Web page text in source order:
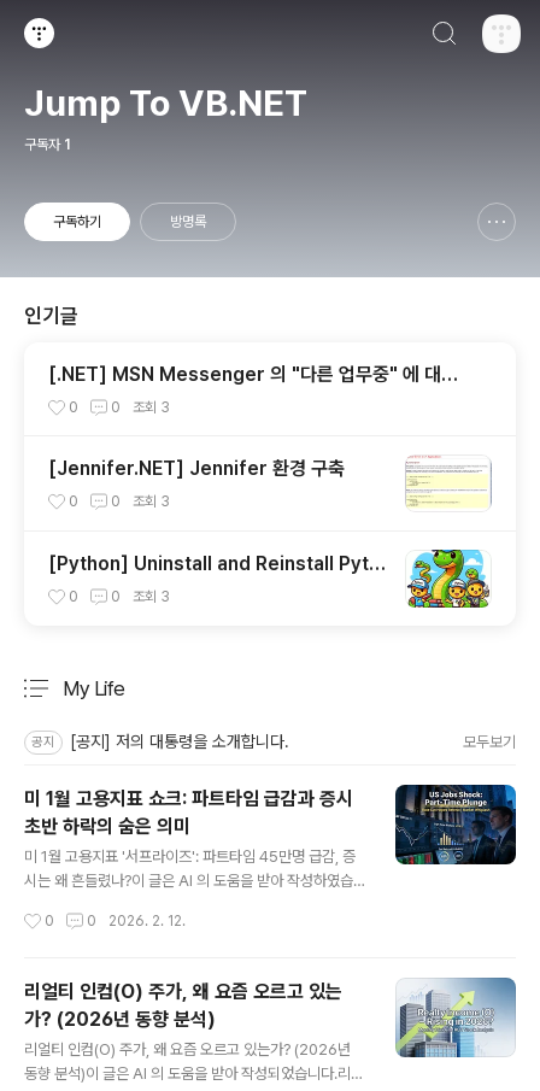
Jump To VB.NET
구독자 1
구독하기 방명록
인기글
[.NET] MSN Messenger 의 "다른 업무중" 에 대한
고찰...
0 0 조회 3
[Jennifer.NET] Jennifer 환경 구축
0 0 조회 3
[Python] Uninstall and Reinstall Pyth
on On Mac
0 0 조회 3
My Life
공지 [공지] 저의 대통령을 소개합니다. 모두보기
미 1월 고용지표 쇼크: 파트타임 급감과 증시
초반 하락의 숨은 의미
미 1월 고용지표 '서프라이즈': 파트타임 45만명 급감, 증
시는 왜 흔들렸나?이 글은 AI 의 도움을 받아 작성하였습니
고용보고서가 시장을 뒤흔들었습니다. 가계조사 기준 '경
감해 488만8천명으로 줄었는데요. 2022년 6월 이후 2
년 7개월 만에 최대 감소폭이자 작년 9월 이후 최초로 50
0만명 아래로 떨어진 수치입니다.증시는 이 소식에 발표
직후 급락 출발했지만, 장중 반등 마감. 도대체 무슨 일이
있었던 걸까요? 고용지표의 경제적 의미와 금융시장 반응
0 0 2026. 2. 12.
리얼티 인컴(O) 주가, 왜 요즘 오르고 있는
가? (2026년 동향 분석)
리얼티 인컴(O) 주가, 왜 요즘 오르고 있는가? (2026년
동향 분석)이 글은 AI 의 도움을 받아 작성되었습니다.리얼